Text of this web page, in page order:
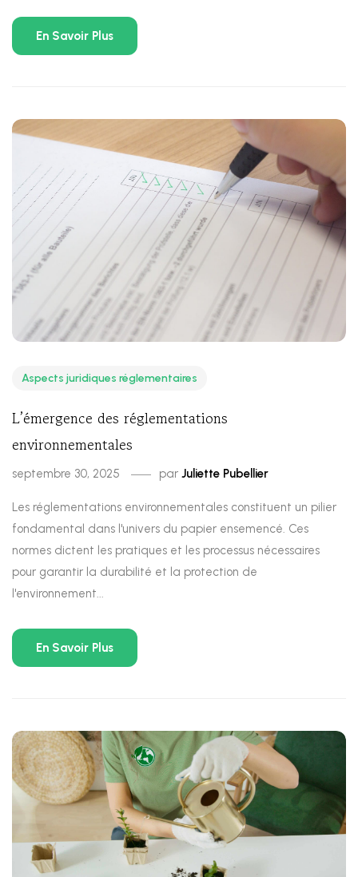
En Savoir Plus
Aspects juridiques réglementaires
L’émergence des réglementations
environnementales
septembre 30, 2025 par Juliette Pubellier
Les réglementations environnementales constituent un pilier
fondamental dans l'univers du papier ensemencé. Ces
normes dictent les pratiques et les processus nécessaires
pour garantir la durabilité et la protection de
l'environnement...
En Savoir Plus